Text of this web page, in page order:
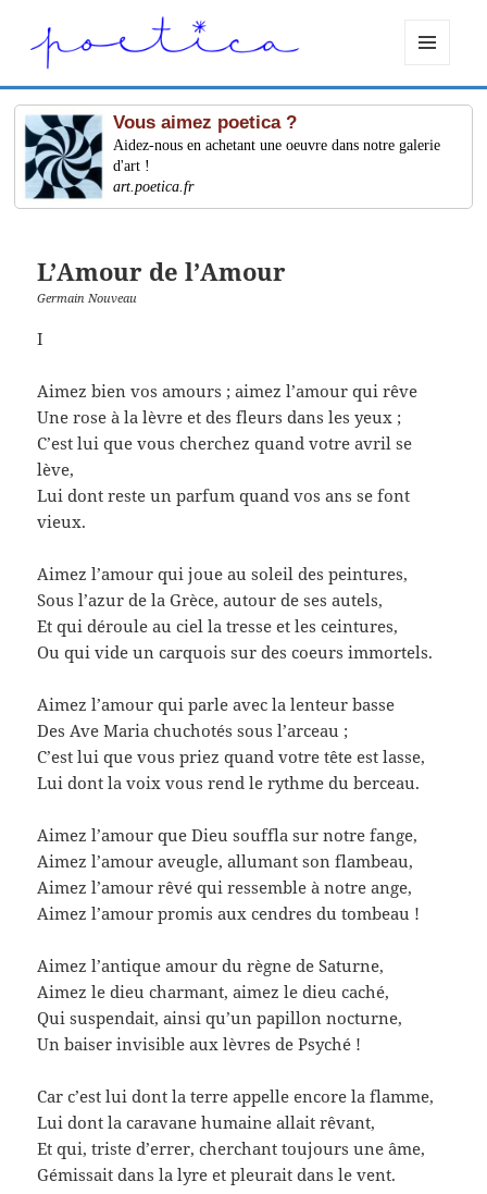
ET
WIDGETS
Vous aimez poetica ?
Aidez-nous en achetant une oeuvre dans notre galerie
d'art !
art.poetica.fr
L’Amour de l’Amour
Germain Nouveau
I
Aimez bien vos amours ; aimez l’amour qui rêve
Une rose à la lèvre et des fleurs dans les yeux ;
C’est lui que vous cherchez quand votre avril se
lève,
Lui dont reste un parfum quand vos ans se font
vieux.
Aimez l’amour qui joue au soleil des peintures,
Sous l’azur de la Grèce, autour de ses autels,
Et qui déroule au ciel la tresse et les ceintures,
Ou qui vide un carquois sur des coeurs immortels.
Aimez l’amour qui parle avec la lenteur basse
Des Ave Maria chuchotés sous l’arceau ;
C’est lui que vous priez quand votre tête est lasse,
Lui dont la voix vous rend le rythme du berceau.
Aimez l’amour que Dieu souffla sur notre fange,
Aimez l’amour aveugle, allumant son flambeau,
Aimez l’amour rêvé qui ressemble à notre ange,
Aimez l’amour promis aux cendres du tombeau !
Aimez l’antique amour du règne de Saturne,
Aimez le dieu charmant, aimez le dieu caché,
Qui suspendait, ainsi qu’un papillon nocturne,
Un baiser invisible aux lèvres de Psyché !
Car c’est lui dont la terre appelle encore la flamme,
Lui dont la caravane humaine allait rêvant,
Et qui, triste d’errer, cherchant toujours une âme,
Gémissait dans la lyre et pleurait dans le vent.